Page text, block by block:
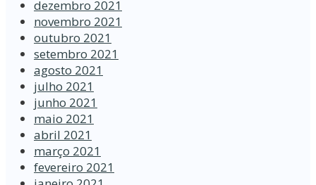
dezembro 2021
novembro 2021
outubro 2021
setembro 2021
agosto 2021
julho 2021
junho 2021
maio 2021
abril 2021
março 2021
fevereiro 2021